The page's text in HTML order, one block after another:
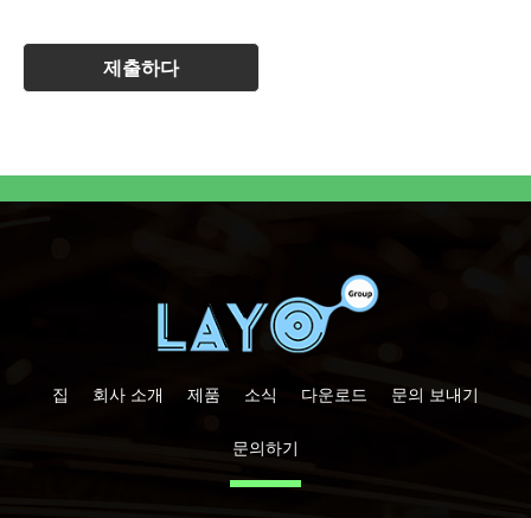
집 회사 소개 제품 소식 다운로드 문의 보내기
문의하기